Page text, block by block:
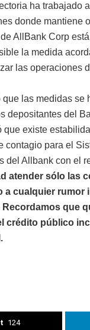
ha trabajado
donde mantiene
AllBank Corp
la medida
las operaciones
las medidas se
depositantes del
existe
para el
del Allbank con el
atender sólo las
cualquier rumor
que
crédito público
124